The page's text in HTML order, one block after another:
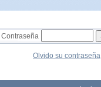
Contraseña
Olvido su contraseña